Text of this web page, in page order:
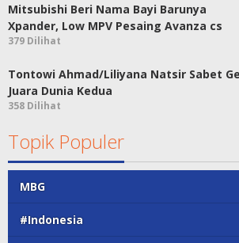
Mitsubishi Beri Nama Bayi Barunya
Xpander, Low MPV Pesaing Avanza cs
379 Dilihat
Tontowi Ahmad/Liliyana Natsir Sabet
Juara Dunia Kedua
358 Dilihat
Topik Populer
MBG
#Indonesia